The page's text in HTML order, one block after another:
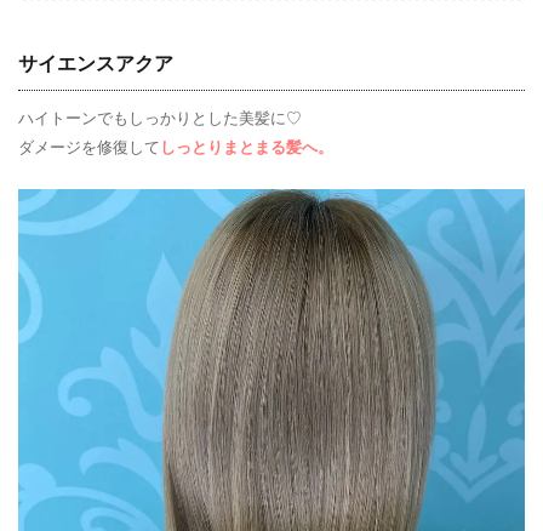
サイエンスアクア
ハイトーンでもしっかりとした美髪に♡
ダメージを修復して しっとりまとまる髪へ。